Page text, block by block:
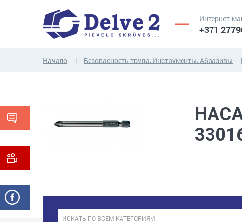
Интернет-
+371
Начало Безопасность труда, Инструменты, Абразивы